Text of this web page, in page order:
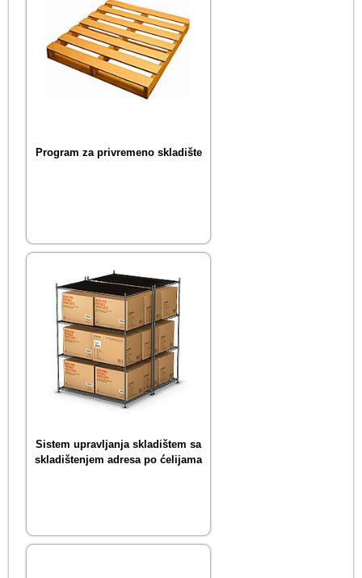
Program za privremeno skladište
Sistem upravljanja skladištem sa
skladištenjem adresa po ćelijama